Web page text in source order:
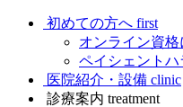
初めての方へ first
オンライン資格
ペイシェント
医院紹介・設備 clinic
診療案内 treatment